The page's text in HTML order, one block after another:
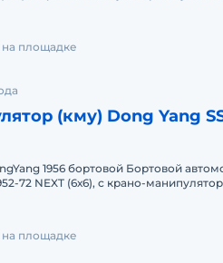
на площадке
(кму) Dong Yang
1956 бортовой Бортовой
72 NEXT (6х6), с крано-
на площадке